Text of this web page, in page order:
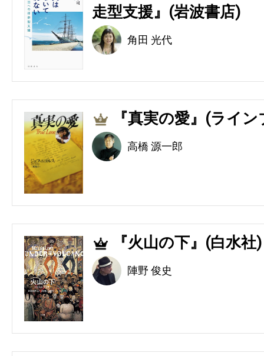
走型支援』(岩波書店)
角田 光代
3 『真実の愛』(ライ
高橋 源一郎
4 『火山の下』(白水社)
陣野 俊史